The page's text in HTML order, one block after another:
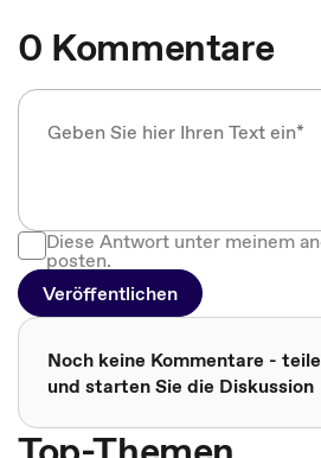
0 Kommentare
Diese Antwort unter meinem
posten.
Veröffentlichen
Noch keine Kommentare -
und starten Sie die Diskussion